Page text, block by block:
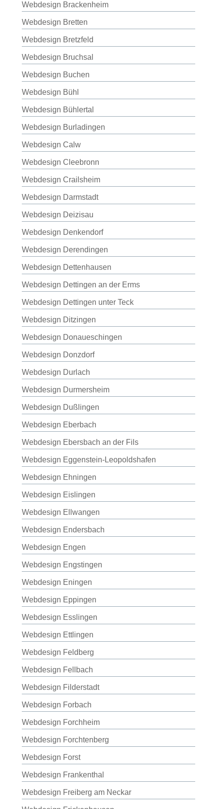
Webdesign Brackenheim
Webdesign Bretten
Webdesign Bretzfeld
Webdesign Bruchsal
Webdesign Buchen
Webdesign Bühl
Webdesign Bühlertal
Webdesign Burladingen
Webdesign Calw
Webdesign Cleebronn
Webdesign Crailsheim
Webdesign Darmstadt
Webdesign Deizisau
Webdesign Denkendorf
Webdesign Derendingen
Webdesign Dettenhausen
Webdesign Dettingen an der Erms
Webdesign Dettingen unter Teck
Webdesign Ditzingen
Webdesign Donaueschingen
Webdesign Donzdorf
Webdesign Durlach
Webdesign Durmersheim
Webdesign Dußlingen
Webdesign Eberbach
Webdesign Ebersbach an der Fils
Webdesign Eggenstein-Leopoldshafen
Webdesign Ehningen
Webdesign Eislingen
Webdesign Ellwangen
Webdesign Endersbach
Webdesign Engen
Webdesign Engstingen
Webdesign Eningen
Webdesign Eppingen
Webdesign Esslingen
Webdesign Ettlingen
Webdesign Feldberg
Webdesign Fellbach
Webdesign Filderstadt
Webdesign Forbach
Webdesign Forchheim
Webdesign Forchtenberg
Webdesign Forst
Webdesign Frankenthal
Webdesign Freiberg am Neckar